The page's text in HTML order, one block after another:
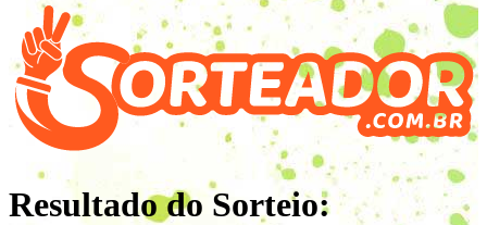
Resultado do Sorteio: